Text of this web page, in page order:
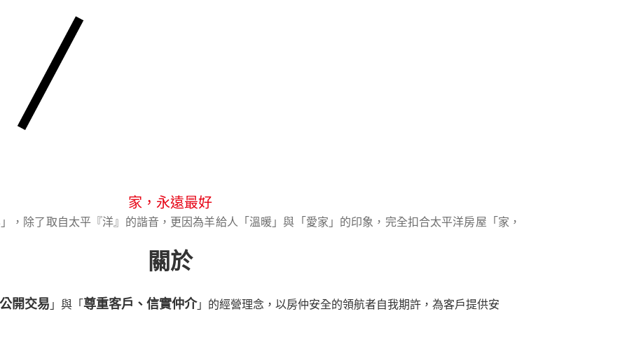
家，永遠最好
，除了取自太平『洋』的諧音，更因為羊給人「溫暖」與「愛家」的印象，完全扣合太平洋房屋「家，
關於
開交易 」與「 尊重客戶、信實仲介」的經營理念，以房仲安全的領航者自我期許，為客戶提供安